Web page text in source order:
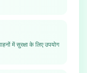
में सुरक्षा के लिए उपयोग